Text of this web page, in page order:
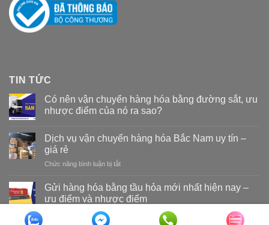
TIN TỨC
Có nên vận chuyển hàng hóa bằng đường sắt, ưu
nhược điểm của nó ra sao?
Dịch vụ vận chuyển hàng hóa Bắc Nam uy tín –
giá rẻ
Chức năng bình luận bị tắt
vụ
vận
chuyển
Gửi hàng hóa bằng tầu hỏa mới nhất hiện nay –
ưu điểm và nhược điểm